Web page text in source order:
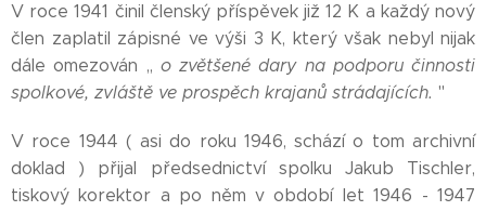
V roce 1941 činil členský příspěvek již 12 K a každý nový
člen zaplatil zápisné ve výši 3 K, který však nebyl nijak
dále omezován ,, o zvětšené dary na podporu činnosti
spolkové, zvláště ve prospěch krajanů strádajících. ''
V roce 1944 ( asi do roku 1946, schází o tom archivní
doklad ) přijal předsednictví spolku Jakub Tischler,
tiskový korektor a po něm v období let 1946 - 1947